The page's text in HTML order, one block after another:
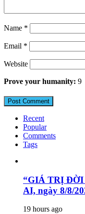
Name *
Email *
Website
Prove your humanity:
Recent
Popular
Comments
Tags
“GIÁ TRỊ ĐỜI
AI, ngày 8/8/
19 hours ago